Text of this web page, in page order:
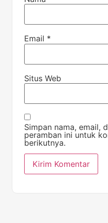
Email *
Situs Web
Simpan nama, email,
peramban ini untuk
berikutnya.